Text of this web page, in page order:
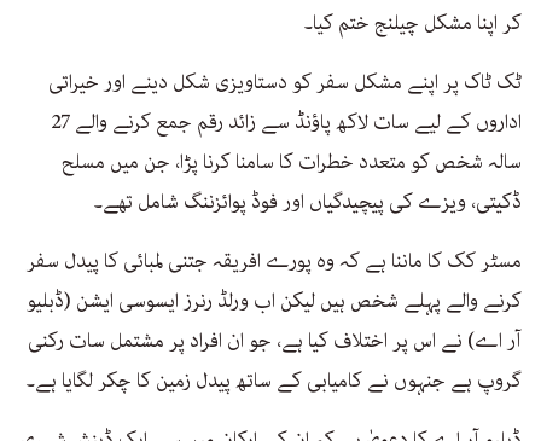
کر اپنا مشکل چیلنج ختم کیا۔
ٹک ٹاک پر اپنے مشکل سفر کو دستاویزی شکل دینے اور خیراتی
اداروں کے لیے سات لاکھ پاؤنڈ سے زائد رقم جمع کرنے والے 27
سالہ شخص کو متعدد خطرات کا سامنا کرنا پڑا، جن میں مسلح
ڈکیتی، ویزے کی پیچیدگیاں اور فوڈ پوائزننگ شامل تھے۔
مسٹر کک کا ماننا ہے کہ وہ پورے افریقہ جتنی لمبائی کا پیدل سفر
کرنے والے پہلے شخص ہیں لیکن اب ورلڈ رنرز ایسوسی ایشن (ڈبلیو
آر اے) نے اس پر اختلاف کیا ہے، جو ان افراد پر مشتمل سات رکنی
گروپ ہے جنہوں نے کامیابی کے ساتھ پیدل زمین کا چکر لگایا ہے۔